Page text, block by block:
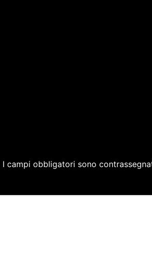
I campi obbligatori sono